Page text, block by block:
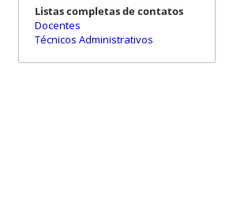
Listas completas de contatos
Docentes
Técnicos Administrativos